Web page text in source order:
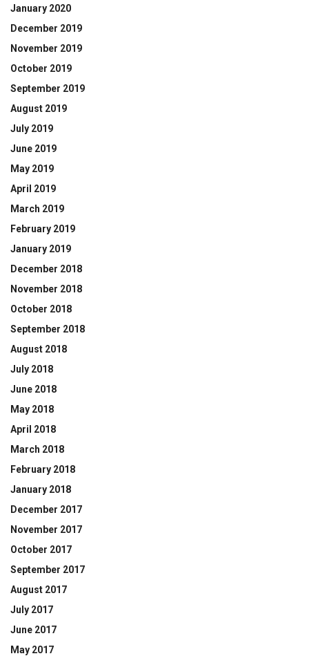
January 2020
December 2019
November 2019
October 2019
September 2019
August 2019
July 2019
June 2019
May 2019
April 2019
March 2019
February 2019
January 2019
December 2018
November 2018
October 2018
September 2018
August 2018
July 2018
June 2018
May 2018
April 2018
March 2018
February 2018
January 2018
December 2017
November 2017
October 2017
September 2017
August 2017
July 2017
June 2017
May 2017